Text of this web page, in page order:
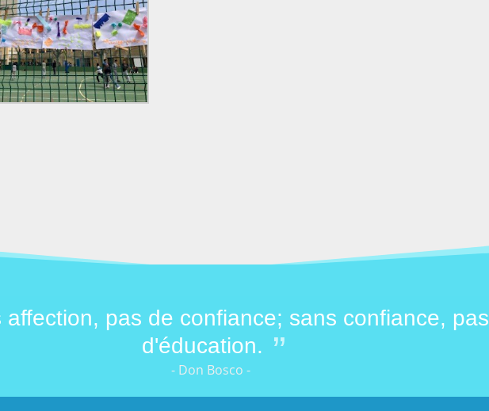
affection, pas de confiance; sans confiance, pas
d'éducation.
- Don Bosco -